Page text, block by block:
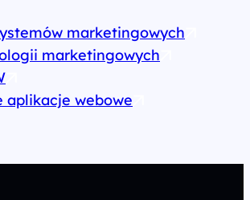
marketingowych
marketingowych
aplikacje webowe